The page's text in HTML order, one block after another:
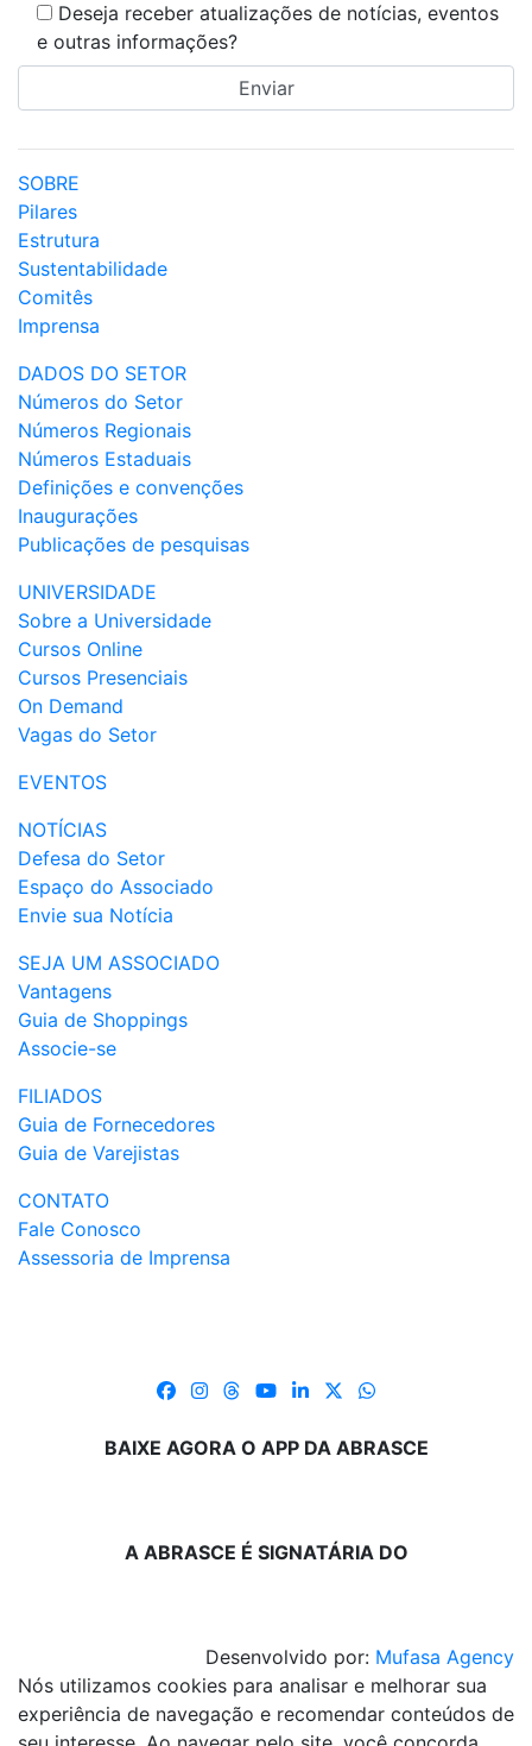
Deseja receber atualizações de notícias, eventos
e outras informações?
SOBRE
Pilares
Estrutura
Sustentabilidade
Comitês
Imprensa
DADOS DO SETOR
Números do Setor
Números Regionais
Números Estaduais
Definições e convenções
Inaugurações
Publicações de pesquisas
UNIVERSIDADE
Sobre a Universidade
Cursos Online
Cursos Presenciais
On Demand
Vagas do Setor
EVENTOS
NOTÍCIAS
Defesa do Setor
Espaço do Associado
Envie sua Notícia
SEJA UM ASSOCIADO
Vantagens
Guia de Shoppings
Associe-se
FILIADOS
Guia de Fornecedores
Guia de Varejistas
CONTATO
Fale Conosco
Assessoria de Imprensa
BAIXE AGORA O APP DA ABRASCE
A ABRASCE É SIGNATÁRIA DO
Desenvolvido por: Mufasa Agency
Nós utilizamos cookies para analisar e melhorar sua
experiência de navegação e recomendar conteúdos de